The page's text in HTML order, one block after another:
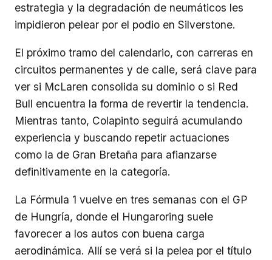
estrategia y la degradación de neumáticos les
impidieron pelear por el podio en Silverstone.
El próximo tramo del calendario, con carreras en
circuitos permanentes y de calle, será clave para
ver si McLaren consolida su dominio o si Red
Bull encuentra la forma de revertir la tendencia.
Mientras tanto, Colapinto seguirá acumulando
experiencia y buscando repetir actuaciones
como la de Gran Bretaña para afianzarse
definitivamente en la categoría.
La Fórmula 1 vuelve en tres semanas con el GP
de Hungría, donde el Hungaroring suele
favorecer a los autos con buena carga
aerodinámica. Allí se verá si la pelea por el título